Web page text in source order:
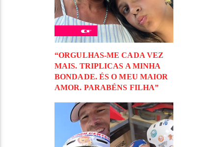
“ORGULHAS-ME CADA VEZ
MAIS. TRIPLICAS A MINHA
BONDADE. ÉS O MEU MAIOR
AMOR. PARABÉNS FILHA”